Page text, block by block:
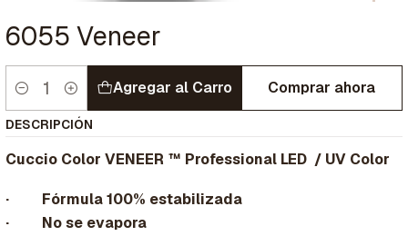
6055 Veneer
Cantidad
Agregar al Carro Comprar ahora
DESCRIPCIÓN
Cuccio Color VENEER ™ Professional LED / UV Color
· Fórmula 100% estabilizada
· No se evapora